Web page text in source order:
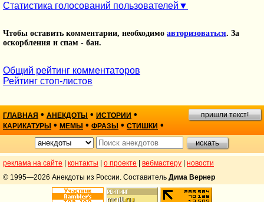
Статистика голосований пользователей
Чтобы оставить комментарии, необходимо авторизоваться. За
оскорбления и спам - бан.
Общий рейтинг комментаторов
Рейтинг стоп-листов
ГЛАВНАЯ • АНЕКДОТЫ • ИСТОРИИ •
КАРИКАТУРЫ • МЕМЫ • ФРАЗЫ • СТИШКИ •
пришли текст!
реклама на сайте контакты о проекте вебмастеру
новости
© 1995—2026 Анекдоты из России. Составитель Дима Вернер